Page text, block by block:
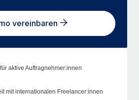
vereinbaren
aktive Auftragnehmer:innen
mit internationalen Freelancer:innen